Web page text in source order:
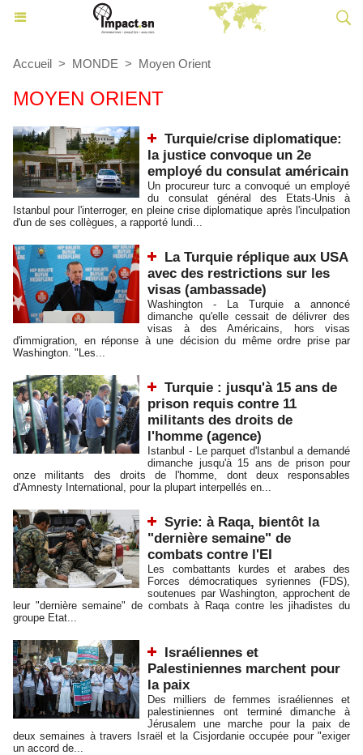
Accueil > MONDE > Moyen Orient
MOYEN ORIENT
Turquie/crise diplomatique:
la justice convoque un 2e
employé du consulat américain
Un procureur turc a convoqué un employé
du consulat général des Etats-Unis à
Istanbul pour l'interroger, en pleine crise diplomatique après l'inculpation
d'un de ses collègues, a rapporté lundi...
La Turquie réplique aux USA
avec des restrictions sur les
visas (ambassade)
Washington - La Turquie a annoncé
dimanche qu'elle cessait de délivrer des
visas à des Américains, hors visas
d'immigration, en réponse à une décision du même ordre prise par
Washington. "Les...
Turquie : jusqu'à 15 ans de
prison requis contre 11
militants des droits de
l'homme (agence)
Istanbul - Le parquet d'Istanbul a demandé
dimanche jusqu'à 15 ans de prison pour
onze militants des droits de l'homme, dont deux responsables
d'Amnesty International, pour la plupart interpellés en...
Syrie: à Raqa, bientôt la
"dernière semaine" de
combats contre l'EI
Les combattants kurdes et arabes des
Forces démocratiques syriennes (FDS),
soutenues par Washington, approchent de
leur "dernière semaine" de combats à Raqa contre les jihadistes du
groupe Etat...
Israéliennes et
Palestiniennes marchent pour
la paix
Des milliers de femmes israéliennes et
palestiniennes ont terminé dimanche à
Jérusalem une marche pour la paix de
deux semaines à travers Israël et la Cisjordanie occupée pour "exiger
un accord de...